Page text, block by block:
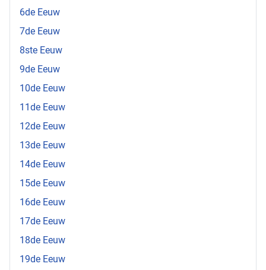
6de Eeuw
7de Eeuw
8ste Eeuw
9de Eeuw
10de Eeuw
11de Eeuw
12de Eeuw
13de Eeuw
14de Eeuw
15de Eeuw
16de Eeuw
17de Eeuw
18de Eeuw
19de Eeuw